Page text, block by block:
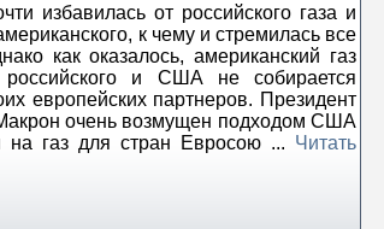
избавилась от российского газа и
к чему и стремилась все
как оказалось, американский газ
российского и США не собирается
европейских партнеров. Президент
очень возмущен подходом США
газ для стран Евросою ... Читать